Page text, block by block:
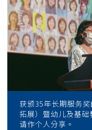
获颁35年长期服务
拓展）暨幼儿及基
请作个人分享。